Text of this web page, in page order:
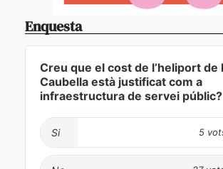
Enquesta
Creu que el cost de l’heliport de
Caubella està justificat com a
infraestructura de servei públic?
Si